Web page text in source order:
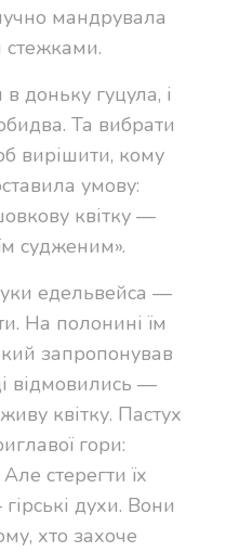
мандрувала
доньку гуцула, і
Та вибрати
вирішити, кому
умову:
квітку —
судженим».
едельвейса —
На полонині їм
запропонував
відмовились —
квітку. Пастух
гори:
стерегти їх
духи. Вони
хто захоче